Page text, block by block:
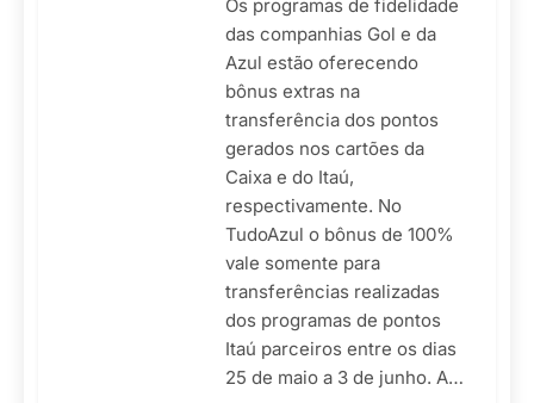
Os programas de fidelidade
das companhias Gol e da
Azul estão oferecendo
bônus extras na
transferência dos pontos
gerados nos cartões da
Caixa e do Itaú,
respectivamente. No
TudoAzul o bônus de 100%
vale somente para
transferências realizadas
dos programas de pontos
Itaú parceiros entre os dias
25 de maio a 3 de junho. A…